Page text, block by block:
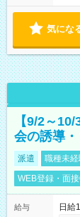
気にな
【9/2～
会の誘導
派遣 職種未
WEB登録・面
給与
日給